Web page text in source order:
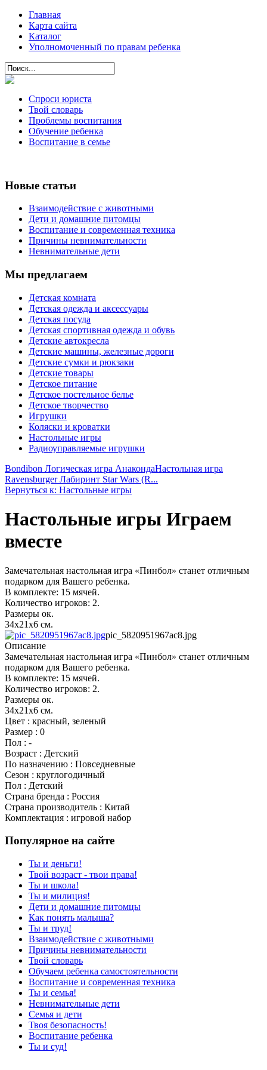
Главная
Карта сайта
Каталог
Уполномоченный по правам ребенка
Спроси юриста
Твой словарь
Проблемы воспитания
Обучение ребенка
Воспитание в семье
Новые статьи
Взаимодействие с животными
Дети и домашние питомцы
Воспитание и современная техника
Причины невнимательности
Невнимательные дети
Мы предлагаем
Детская комната
Детская одежда и аксессуары
Детская посуда
Детская спортивная одежда и обувь
Детские автокресла
Детские машины, железные дороги
Детские сумки и рюкзаки
Детские товары
Детское питание
Детское постельное белье
Детское творчество
Игрушки
Коляски и кроватки
Настольные игры
Радиоуправляемые игрушки
Bondibon Логическая игра АнакондаНастольная игра
Ravensburger Лабиринт Star Wars (R...
Вернуться к: Настольные игры
Настольные игры Играем
вместе
Замечательная настольная игра «Пинбол» станет отличным
подарком для Вашего ребенка.
В комплекте: 15 мячей.
Количество игроков: 2.
Размеры ок.
34х21х6 см.
pic_5820951967ac8.jpg
Описание
Замечательная настольная игра «Пинбол» станет отличным
подарком для Вашего ребенка.
В комплекте: 15 мячей.
Количество игроков: 2.
Размеры ок.
34х21х6 см.
Цвет : красный, зеленый
Размер : 0
Пол : -
Возраст : Детский
По назначению : Повседневные
Сезон : круглогодичный
Пол : Детский
Страна бренда : Россия
Страна производитель : Китай
Комплектация : игровой набор
Популярное на сайте
Ты и деньги!
Твой возраст - твои права!
Ты и школа!
Ты и милиция!
Дети и домашние питомцы
Как понять малыша?
Ты и труд!
Взаимодействие с животными
Причины невнимательности
Твой словарь
Обучаем ребенка самостоятельности
Воспитание и современная техника
Ты и семья!
Невнимательные дети
Семья и дети
Твоя безопасность!
Воспитание ребенка
Ты и суд!